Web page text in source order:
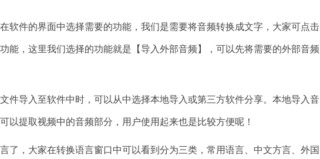
件的界面中选择需要的功能，我们是需要将音频转换成文字，大家可点击
能，这里我们选择的功能就是【导入外部音频】，可以先将需要的外部音频
导入至软件中时，可以从中选择本地导入或第三方软件分享。本地导入音
以提取视频中的音频部分，用户使用起来也是比较方便呢！
，大家在转换语言窗口中可以看到分为三类，常用语言、中文方言、外国